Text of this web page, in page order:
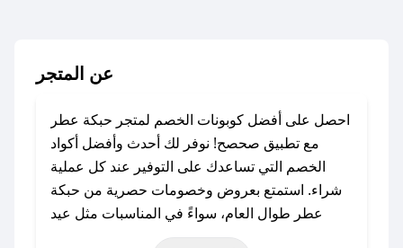
عن المتجر
احصل على أفضل كوبونات الخصم لمتجر حبكة عطر
مع تطبيق صحصح! نوفر لك أحدث وأفضل أكواد
الخصم التي تساعدك على التوفير عند كل عملية
شراء. استمتع بعروض وخصومات حصرية من حبكة
عطر طوال العام، سواءً في المناسبات مثل عيد
الفطر، عيد الأضحى، الجمعة البيضاء (شهر نوفمبر)،